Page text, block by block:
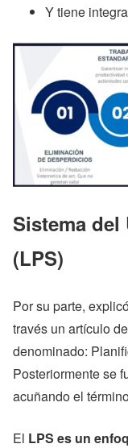
Y tiene
Sistema
(LPS)
Por su parte,
través un artículo
denominado:
Posteriormente se
acuñando el
El LPS es un